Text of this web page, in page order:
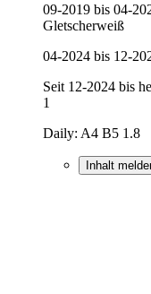
09-2019 bis 04-
Gletscherweiß
04-2024 bis 12-
Seit 12-2024 bis
1
Daily: A4 B5 1.8
Inhalt